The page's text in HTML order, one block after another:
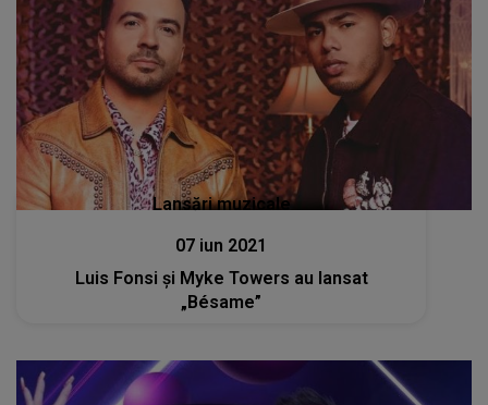
Lansări muzicale
07 iun 2021
Luis Fonsi și Myke Towers au lansat
„Bésame”